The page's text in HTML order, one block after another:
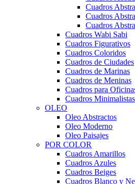
Cuadros
Cuadros
Cuadros
Cuadros Wabi Sabi
Cuadros Figurativos
Cuadros Coloridos
Cuadros de Ciudades
Cuadros de Marinas
Cuadros de Meninas
Cuadros para
Cuadros Minimalistas
OLEO
Oleo Abstractos
Oleo Moderno
Oleo Paisajes
POR COLOR
Cuadros Amarillos
Cuadros Azules
Cuadros Beiges
Cuadros Blanco y